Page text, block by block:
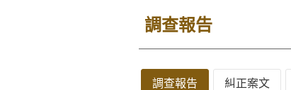
調查報告
調查報告 糾正案文